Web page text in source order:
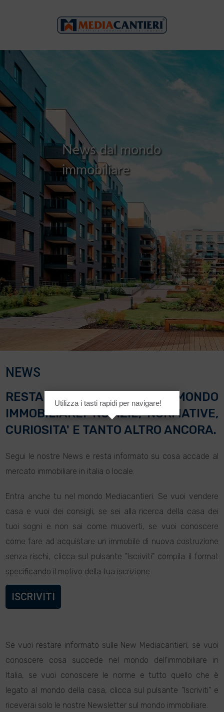
News dal mondo
immobil iare
NEWS
RESTA INFORMATO SUL MONDO
IMMOBILIARE: NOTIZIE, NORMATIVE,
CURIOSITA' E TANTO ALTRO ANCORA.
Segui le nostre News e resta informato su cosa accade al
mercato immobiliare in italia o locale.
Entra anche tu nel mondo Mediacantieri. Se vuoi vendere
casa e vuoi dei consigli, se sei alla ricerca della casa dei
tuoi sogni e non sai come muoverti, se vuoi conoscere
come fare ad acquistare un immobile di nuova costruzione
senza rischi, clicca sul pulsante "Iscriviti" compila il format
specificando il motivo della tua iscrizione.
ISCRIVITI
Se vuoi restare informato sulle New Mediacantieri, se vuoi
conoscere cosa succede nel mondo dell'immobiliare in
Italia, se vuoi conoscere le norme e tutto quello che è
legato al mondo della casa, clicca sul pulsante "Iscriviti" e
riceverai solo le nostre Newsletter sul mondo immobiliare.
Utilizza i tasti rapidi per navigare!